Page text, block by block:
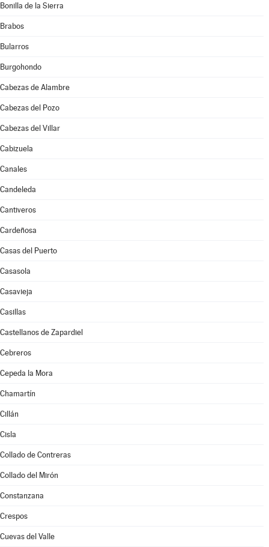
Bonilla de la Sierra
Brabos
Bularros
Burgohondo
Cabezas de Alambre
Cabezas del Pozo
Cabezas del Villar
Cabizuela
Canales
Candeleda
Cantiveros
Cardeñosa
Casas del Puerto
Casasola
Casavieja
Casillas
Castellanos de Zapardiel
Cebreros
Cepeda la Mora
Chamartín
Cillán
Cisla
Collado de Contreras
Collado del Mirón
Constanzana
Crespos
Cuevas del Valle